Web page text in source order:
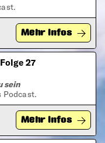
Mehr Infos
27
sein
Podcast.
Mehr Infos